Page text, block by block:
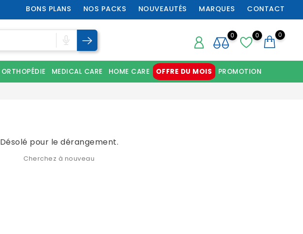
BONS PLANS NOS PACKS NOUVEAUTÉS MARQUES CONTACT
0
0
0
ORTHOPÉDIE MEDICAL CARE HOME CARE OFFRE DU MOIS PROMOTION
Désolé pour le dérangement.
Cherchez à nouveau